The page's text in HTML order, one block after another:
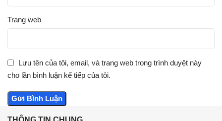
Trang web
Lưu tên của tôi, email, và trang web trong trình duyệt này
cho lần bình luận kế tiếp của tôi.